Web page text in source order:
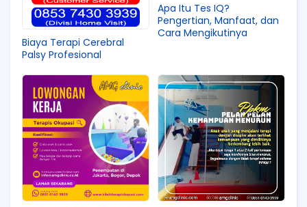
Biaya Terapi Cerebral
Palsy Profesional
Apa Itu Tes IQ?
Pengertian, Manfaat, dan
Cara Mengikutinya